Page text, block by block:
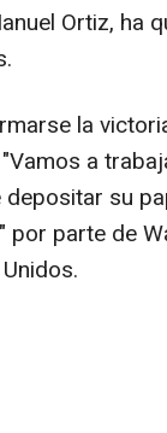
Ortiz, ha
la
"Vamos a
depositar su
por parte de